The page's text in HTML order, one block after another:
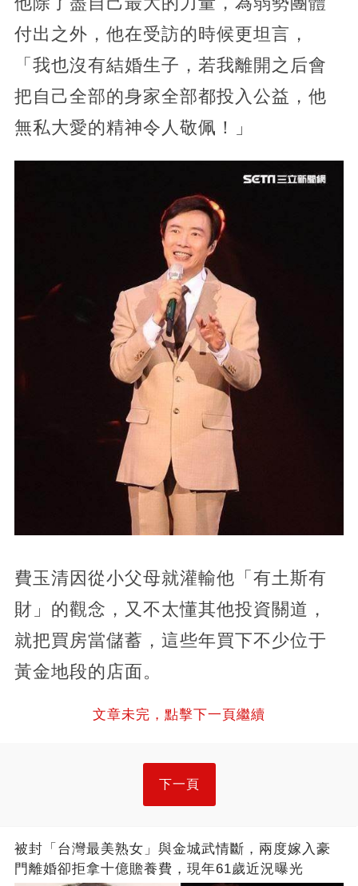
付出之外，他在受訪的時候更坦言，
「我也沒有結婚生子，若我離開之后會
把自己全部的身家全部都投入公益，他
無私大愛的精神令人敬佩！」
費玉清因從小父母就灌輸他「有土斯有
財」的觀念，又不太懂其他投資關道，
就把買房當儲蓄，這些年買下不少位于
黃金地段的店面。
文章未完，點擊下一頁繼續
下一頁
被封「台灣最美熟女」與金城武情斷，兩度嫁入豪
門離婚卻拒拿十億贍養費，現年61歲近況曝光